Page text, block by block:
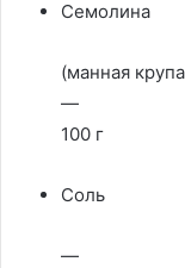
Семолина
(манная
—
100 г
Соль
—